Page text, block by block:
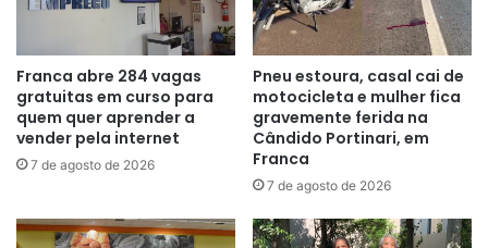
Franca abre 284 vagas
gratuitas em curso para
quem quer aprender a
vender pela internet
7 de agosto de 2026
Pneu estoura, casal cai de
motocicleta e mulher fica
gravemente ferida na
Cândido Portinari, em
Franca
7 de agosto de 2026